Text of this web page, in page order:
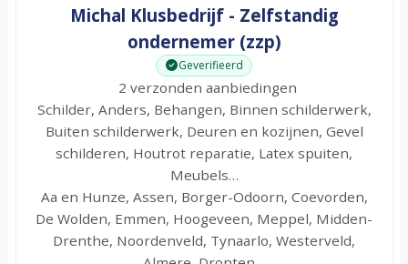
Michal Klusbedrijf - Zelfstandig
ondernemer (zzp)
Geverifieerd
2 verzonden aanbiedingen
Schilder, Anders, Behangen, Binnen schilderwerk,
Buiten schilderwerk, Deuren en kozijnen, Gevel
schilderen, Houtrot reparatie, Latex spuiten,
Meubels…
Aa en Hunze, Assen, Borger-Odoorn, Coevorden,
De Wolden, Emmen, Hoogeveen, Meppel, Midden-
Drenthe, Noordenveld, Tynaarlo, Westerveld,